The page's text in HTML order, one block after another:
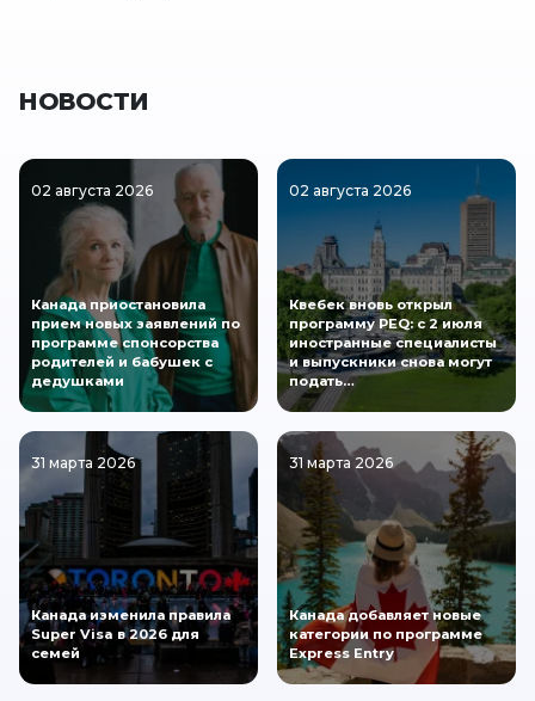
НОВОСТИ
02 августа 2026
Канада приостановила
прием новых заявлений по
программе спонсорства
родителей и бабушек с
дедушками
02 августа 2026
Квебек вновь открыл
программу PEQ: с 2 июля
иностранные специалисты
и выпускники снова могут
подать…
31 марта 2026
Канада изменила правила
Super Visa в 2026 для
семей
31 марта 2026
Канада добавляет новые
категории по программе
Express Entry